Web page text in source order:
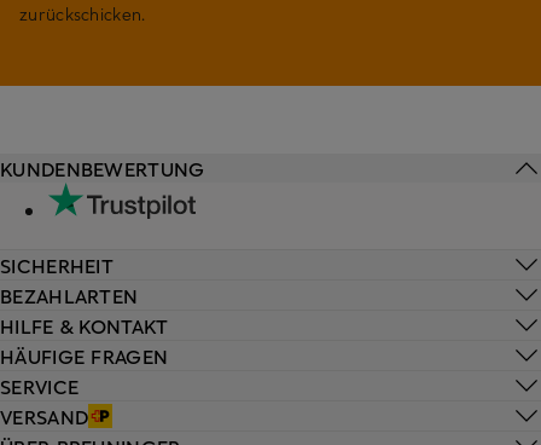
zurückschicken.
HILFE & KONTAKT
HÄUFIGE FRAGEN
SERVICE
VERSAND
KUNDENBEWERTUNG
SICHERHEIT
BEZAHLARTEN